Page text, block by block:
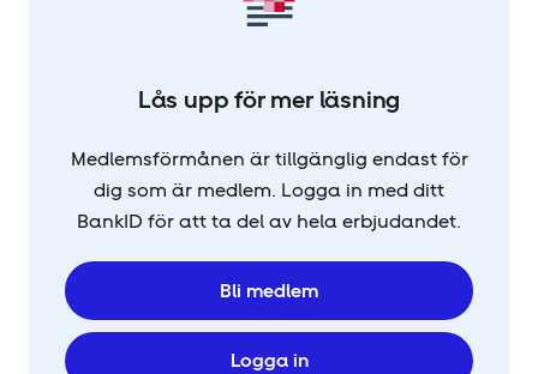
Lås upp för mer läsning
Medlemsförmånen är tillgänglig endast för
dig som är medlem. Logga in med ditt
BankID för att ta del av hela erbjudandet.
Bli medlem
Logga in